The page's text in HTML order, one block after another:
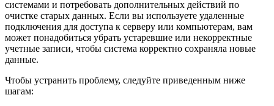
системами и потребовать дополнительных действий по
очистке старых данных. Если вы используете удаленные
подключения для доступа к серверу или компьютерам, вам
может понадобиться убрать устаревшие или некорректные
учетные записи, чтобы система корректно сохраняла новые
данные.
Чтобы устранить проблему, следуйте приведенным ниже
шагам: